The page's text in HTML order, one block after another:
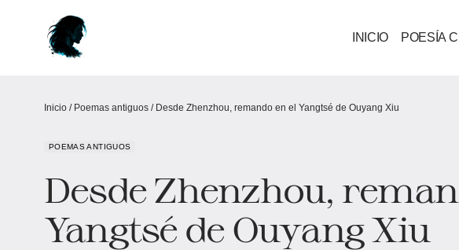
INICIO POESÍA
Inicio / Poemas antiguos / Desde Zhenzhou, remando en el Yangtsé de Ouyang Xiu
POEMAS ANTIGUOS
Desde Zhenzhou,
Yangtsé de Ouyang Xiu